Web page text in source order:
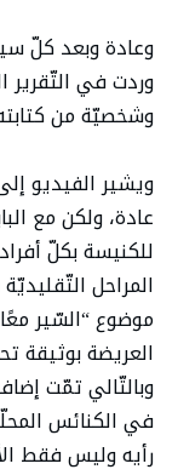
وعادة وبعد كلّ
وردت في التّقرير
وشخصيّة من
ويشير الفيديو
عادة، ولكن مع
للكنيسة بكلّ
المراحل
موضوع “السّير
العريضة بوثيقة
وبالتّالي تمّت
في الكنائس
رأيه وليس فقط